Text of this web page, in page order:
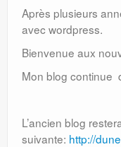
Après plusieurs
avec wordpress.
Bienvenue aux
Mon blog continue
L’ancien blog
suivante: http://